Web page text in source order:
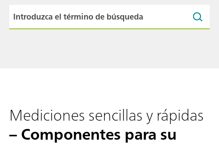
Mediciones sencillas y rápidas
– Componentes para su